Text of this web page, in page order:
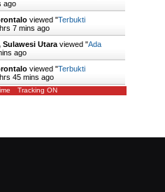
ago
viewed "Terbukti
7 mins ago
Utara viewed "Ada
ago
viewed "Terbukti
45 mins ago
Tracking ON